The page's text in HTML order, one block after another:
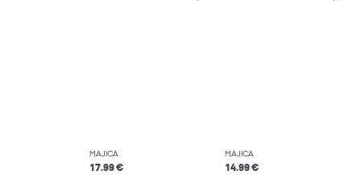
MAJICA
17.99 €
MAJICA
14.99 €